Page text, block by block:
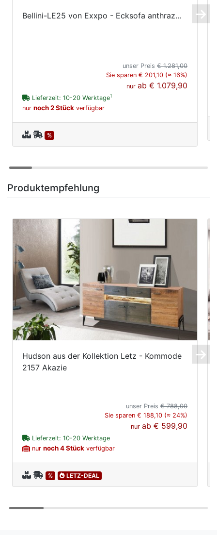
Bellini-LE25 von Exxpo - Ecksofa anthraz...
unser Preis€ 1.281,00
Sie sparen € 201,10 (≈ 16%)
nurab€ 1.079,90
Lieferzeit: 10-20 Werktage1
nur noch 2 Stück verfügbar
%
Produktempfehlung
Hudson aus der Kollektion Letz - Kommode
2157 Akazie
unser Preis€ 788,00
Sie sparen € 188,10 (≈ 24%)
nurab€ 599,90
Lieferzeit: 10-20 Werktage
nur noch 4 Stück verfügbar
% LETZ-DEAL